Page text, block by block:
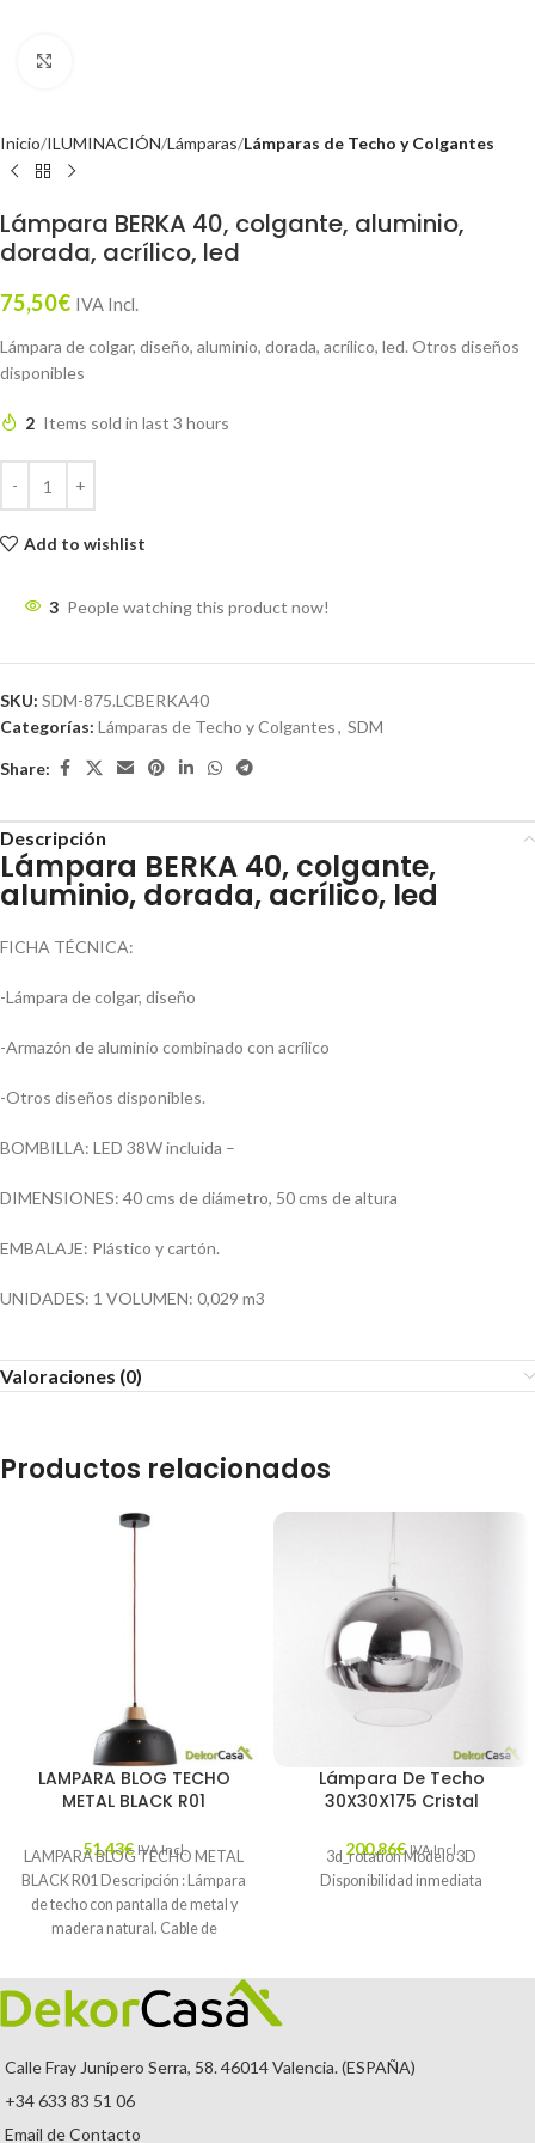
Inicio ILUMINACIÓN Lámparas Lámparas de Techo y Colgantes
Lámpara BERKA 40, colgante, aluminio,
dorada, acrílico, led
75,50€ IVA Incl.
Lámpara de colgar, diseño, aluminio, dorada, acrílico, led. Otros diseños
disponibles
2 Items sold in last 3 hours
Add to wishlist
3 People watching this product now!
SKU: SDM-875.LCBERKA40
Categorías: Lámparas de Techo y Colgantes, SDM
Share:
Descripción
Lámpara BERKA 40, colgante,
aluminio, dorada, acrílico, led
FICHA TÉCNICA:
-Lámpara de colgar, diseño
-Armazón de aluminio combinado con acrílico
-Otros diseños disponibles.
BOMBILLA: LED 38W incluida –
DIMENSIONES: 40 cms de diámetro, 50 cms de altura
EMBALAJE: Plástico y cartón.
UNIDADES: 1 VOLUMEN: 0,029 m3
Valoraciones (0)
Productos relacionados
LAMPARA BLOG TECHO
METAL BLACK R01
51,43€ IVA Incl.
LAMPARA BLOG TECHO METAL
BLACK R01 Descripción : Lámpara
de techo con pantalla de metal y
madera natural. Cable de
Lámpara De Techo
30X30X175 Cristal
200,86€ IVA Incl.
3d_rotation Modelo 3D
Disponibilidad inmediata
Calle Fray Junípero Serra, 58. 46014 Valencia. (ESPAÑA)
+34 633 83 51 06
Email de Contacto